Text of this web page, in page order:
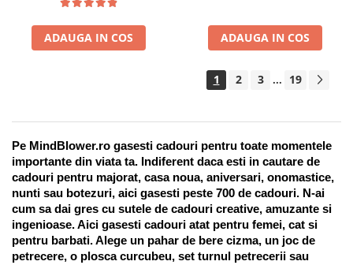
ADAUGA IN COS ADAUGA IN COS
1 2 3 ... 19
Pe MindBlower.ro gasesti cadouri pentru toate momentele
importante din viata ta. Indiferent daca esti in cautare de
cadouri pentru majorat, casa noua, aniversari, onomastice,
nunti sau botezuri, aici gasesti peste 700 de cadouri. N-ai
cum sa dai gres cu sutele de cadouri creative, amuzante si
ingenioase. Aici gasesti cadouri atat pentru femei, cat si
pentru barbati. Alege un pahar de bere cizma, un joc de
petrecere, o plosca curcubeu, set turnul petrecerii sau